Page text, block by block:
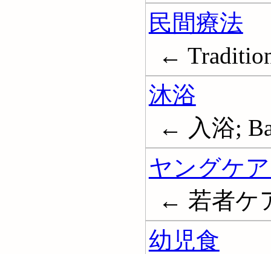
民間療法
←
沐浴
← 入浴;
ヤングケ
← 若者ケ
幼児食